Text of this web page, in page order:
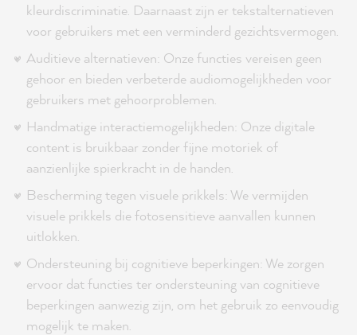
kleurdiscriminatie. Daarnaast zijn er tekstalternatieven
voor gebruikers met een verminderd gezichtsvermogen.
Auditieve alternatieven: Onze functies vereisen geen
gehoor en bieden verbeterde audiomogelijkheden voor
gebruikers met gehoorproblemen.
Handmatige interactiemogelijkheden: Onze digitale
content is bruikbaar zonder fijne motoriek of
aanzienlijke spierkracht in de handen.
Bescherming tegen visuele prikkels: We vermijden
visuele prikkels die fotosensitieve aanvallen kunnen
uitlokken.
Ondersteuning bij cognitieve beperkingen: We zorgen
ervoor dat functies ter ondersteuning van cognitieve
beperkingen aanwezig zijn, om het gebruik zo eenvoudig
mogelijk te maken.